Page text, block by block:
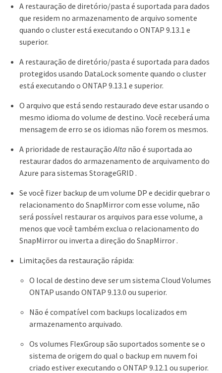
A restauração de diretório/pasta é suportada para dados
que residem no armazenamento de arquivo somente
quando o cluster está executando o ONTAP 9.13.1 e
superior.
A restauração de diretório/pasta é suportada para dados
protegidos usando DataLock somente quando o cluster
está executando o ONTAP 9.13.1 e superior.
O arquivo que está sendo restaurado deve estar usando o
mesmo idioma do volume de destino. Você receberá uma
mensagem de erro se os idiomas não forem os mesmos.
A prioridade de restauração Alta não é suportada ao
restaurar dados do armazenamento de arquivamento do
Azure para sistemas StorageGRID .
Se você fizer backup de um volume DP e decidir quebrar o
relacionamento do SnapMirror com esse volume, não
será possível restaurar os arquivos para esse volume, a
menos que você também exclua o relacionamento do
SnapMirror ou inverta a direção do SnapMirror .
Limitações da restauração rápida:
O local de destino deve ser um sistema Cloud Volumes
ONTAP usando ONTAP 9.13.0 ou superior.
Não é compatível com backups localizados em
armazenamento arquivado.
Os volumes FlexGroup são suportados somente se o
sistema de origem do qual o backup em nuvem foi
criado estiver executando o ONTAP 9.12.1 ou superior.